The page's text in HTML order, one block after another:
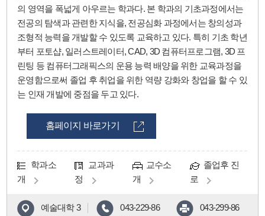
의 영역을 폭넓게 아우르는 학과다. 본 학과의 기초과정에서는
전공의 탐색과 관련한 지식을, 전공심화 과정에서는 창의성과
조형적 능력을 개발할 수 있도록 교육하고 있다. 특히 기초 학년
부터 포토샵, 일러스트레이터, CAD, 3D 컴퓨터프로그램, 3D 프
린팅 등 컴퓨터그래픽스의 운용 능력 배양을 위한 교육과정을
운영함으로써 졸업 후 취업을 위한 역량 강화와 창업을 할 수 있
는 인재 개발에 중점을 두고 있다.
홈페이지 바로가기
학과소
개
교과과
정
교수소
개
졸업후 진
로
예술대학 3
043-229-86
043-299-86